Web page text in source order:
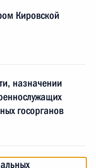
Кировской
назначении
госорганов